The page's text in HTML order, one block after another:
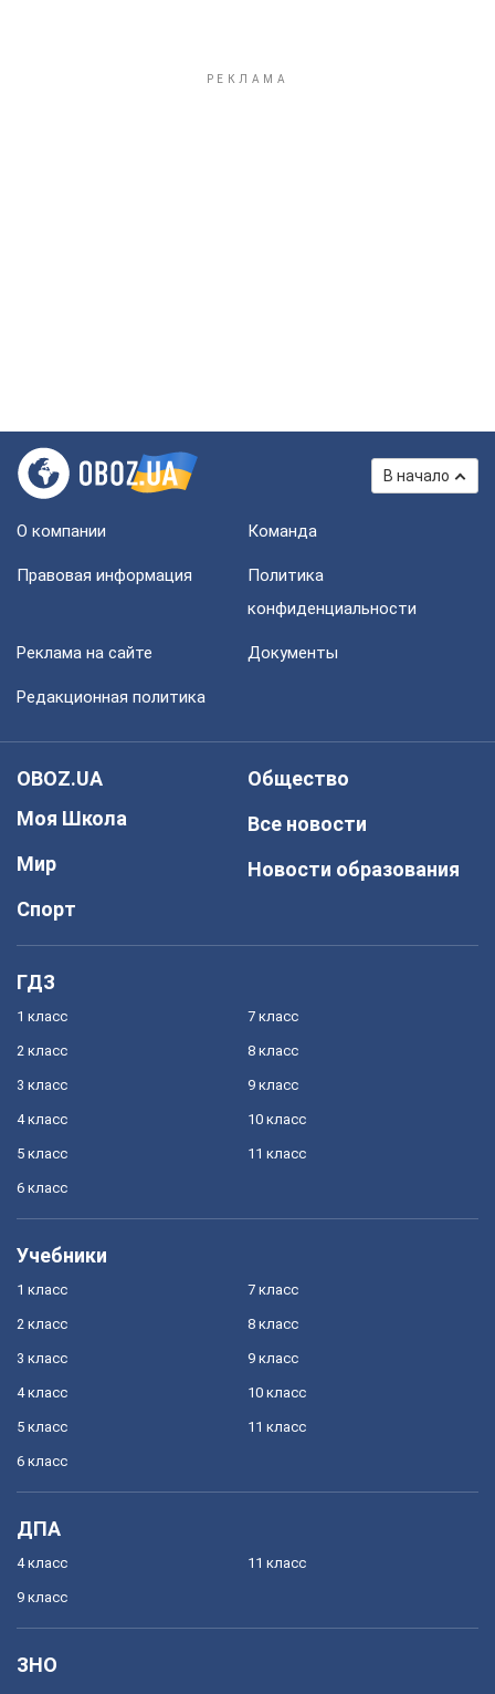
В начало
О компании Команда
Правовая информация
Политика
конфиденциальности
Реклама на сайте Документы
Редакционная политика
OBOZ.UA
Моя Школа
Мир
Спорт
Общество
Все новости
Новости образования
ГДЗ
1 класс
2 класс
3 класс
4 класс
5 класс
6 класс
7 класс
8 класс
9 класс
10 класс
11 класс
Учебники
1 класс
2 класс
3 класс
4 класс
5 класс
6 класс
7 класс
8 класс
9 класс
10 класс
11 класс
ДПА
4 класс
9 класс
11 класс
ЗНО